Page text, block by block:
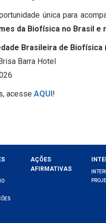
única para
da Biofísica no Brasil e
Brasileira de Biofísica
Barra Hotel
acesse AQUI !
AÇÕES
AFIRMATIVAS